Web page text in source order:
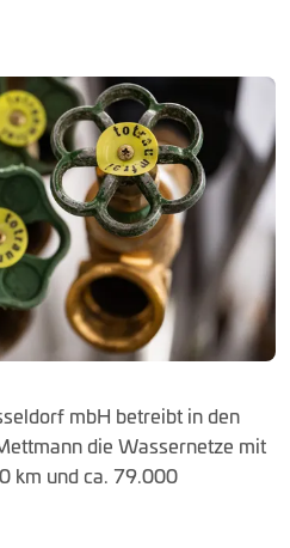
mbH betreibt in den
die Wassernetze mit
km und ca. 79.000